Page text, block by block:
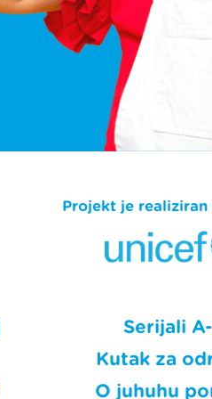
Projekt je realiziran
Serijali
Kutak za
O juhuhu